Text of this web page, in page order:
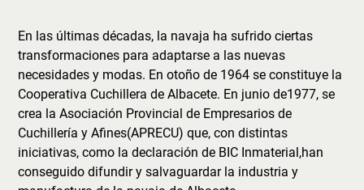
En las últimas décadas, la navaja ha sufrido ciertas
transformaciones para adaptarse a las nuevas
necesidades y modas. En otoño de 1964 se constituye la
Cooperativa Cuchillera de Albacete. En junio de1977, se
crea la Asociación Provincial de Empresarios de
Cuchillería y Afines(APRECU) que, con distintas
iniciativas, como la declaración de BIC Inmaterial,han
conseguido difundir y salvaguardar la industria y